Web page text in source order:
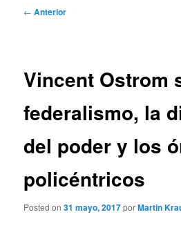
Navegación
← Anterior
Vincent Ostrom
federalismo, la
del poder y los
policéntricos
Posted on31 mayo, 2017porMartin